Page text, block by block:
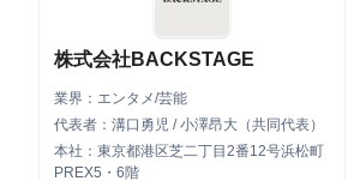
株式会社BACKSTAGE
業界：エンタメ/芸能
代表者：溝口勇児 / 小澤昂大（共同代表）
本社：東京都港区芝二丁目2番12号浜松町
PREX5・6階